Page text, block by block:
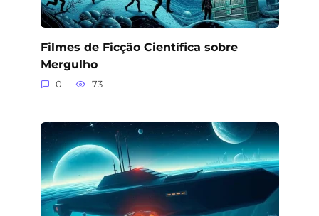
Filmes de Ficção Científica sobre
Mergulho
0 73